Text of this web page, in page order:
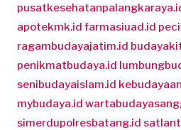
apotekmk.id farmasiuad.id
ragambudayajatim.id
penikmatbudaya.id
senibudayaislam.id
mybudaya.id
simerdupolresbatang.id